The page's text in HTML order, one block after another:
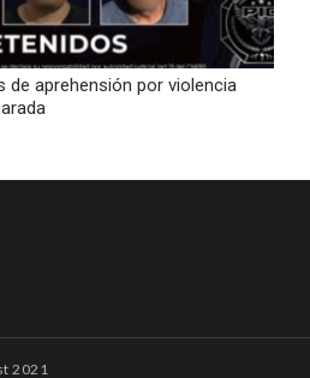
de aprehensión por violencia
2021